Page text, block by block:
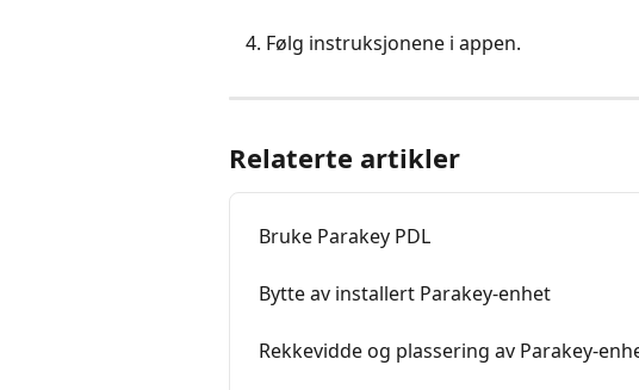
Følg instruksjonene i appen.
Relaterte artikler
Bruke Parakey PDL
Bytte av installert Parakey-enhet
Rekkevidde og plassering av Parakey-